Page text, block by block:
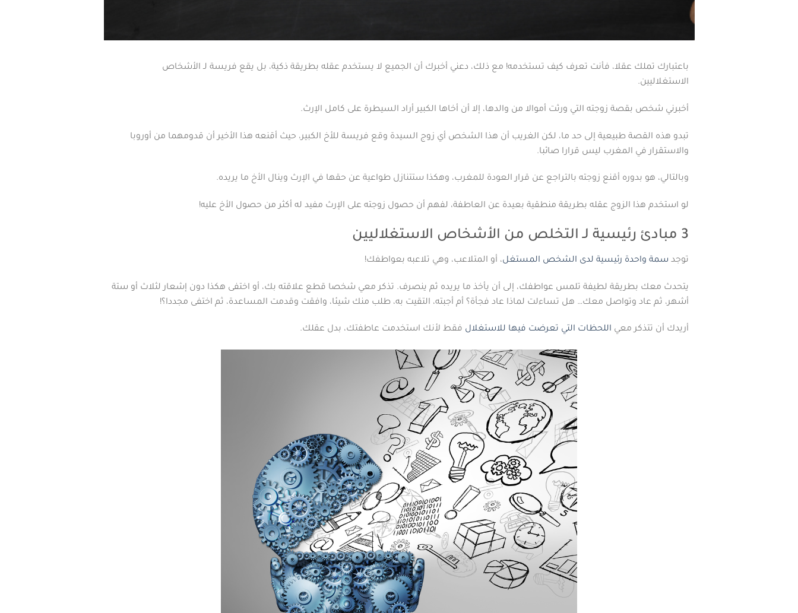
باعتبارك تملك عقلا، فأنت تعرف كيف تستخدمه! مع ذلك، دعني أخبرك أن الجميع لا يستخدم عقله بطريقة ذكية، بل يقع فريسة لـ الأشخاص
الاستغلاليين.
أخبرني شخص بقصة زوجته التي ورثت أموالا من والدها، إلا أن أخاها الكبير أراد السيطرة على كامل الإرث.
تبدو هذه القصة طبيعية إلى حد ما، لكن الغريب أن هذا الشخص أي زوج السيدة وقع فريسة للأخ الكبير، حيث أقنعه هذا الأخير أن قدومهما من أوروبا
والاستقرار في المغرب ليس قرارا صائبا.
وبالتالي، هو بدوره أقنع زوجته بالتراجع عن قرار العودة للمغرب، وهكذا ستتنازل طواعية عن حقها في الإرث وينال الأخ ما يريده.
لو استخدم هذا الزوج عقله بطريقة منطقية بعيدة عن العاطفة، لفهم أن حصول زوجته على الإرث مفيد له أكثر من حصول الأخ عليه!
3 مبادئ رئيسية لـ التخلص من الأشخاص الاستغلاليين
توجد سمة واحدة رئيسية لدى الشخص المستغل، أو المتلاعب، وهي تلاعبه بعواطفك!
يتحدث معك بطريقة لطيفة تلمس عواطفك، إلى أن يأخذ ما يريده ثم ينصرف. تذكر معي شخصا قطع علاقته بك، أو اختفى هكذا دون إشعار لثلاث أو ستة
أشهر، ثم عاد وتواصل معك… هل تساءلت لماذا عاد فجأة؟ أم أجبته، التقيت به، طلب منك شيئا، وافقت وقدمت المساعدة، ثم اختفى مجددا؟!
أريدك أن تتذكر معي اللحظات التي تعرضت فيها للاستغلال فقط لأنك استخدمت عاطفتك، بدل عقلك.